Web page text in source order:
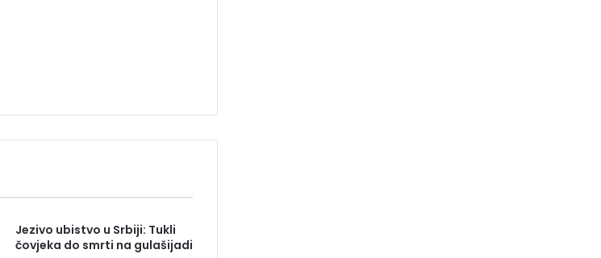
Jezivo ubistvo u Srbiji: Tukli
čovjeka do smrti na gulašijadi